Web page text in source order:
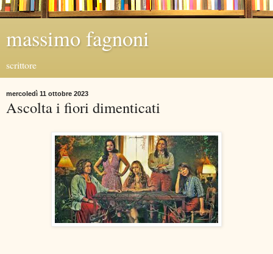
massimo fagnoni
scrittore
mercoledì 11 ottobre 2023
Ascolta i fiori dimenticati